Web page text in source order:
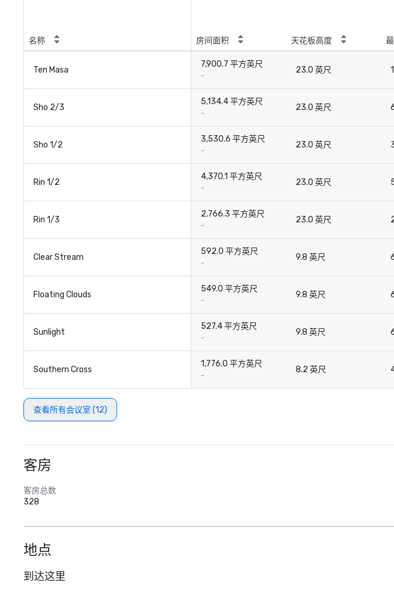
名称 房间面积 天花板高度
Ten Masa
7,900.7 平方英尺
-
23.0 英尺
Sho 2/3
5,134.4 平方英尺
-
23.0 英尺
Sho 1/2
3,530.6 平方英尺
-
23.0 英尺
Rin 1/2
4,370.1 平方英尺
-
23.0 英尺
Rin 1/3
2,766.3 平方英尺
-
23.0 英尺
Clear Stream
592.0 平方英尺
-
9.8 英尺
Floating Clouds
549.0 平方英尺
-
9.8 英尺
Sunlight
527.4 平方英尺
-
9.8 英尺
Southern Cross
1,776.0 平方英尺
-
8.2 英尺
查看所有会议室 (12)
客房
客房总数
328
地点
到达这里